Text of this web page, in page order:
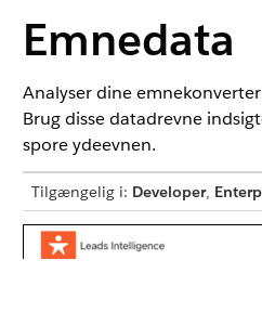
Emnedata
Analyser dine
Brug disse datadrevne
spore ydeevnen.
Tilgængelig i: Developer,